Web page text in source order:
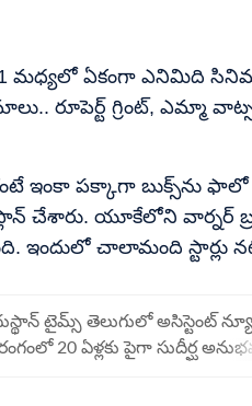
మధ్యలో ఏకంగా ఎనిమిది
రూపెర్ట్ గ్రింట్, ఎమ్మా
ఇంకా పక్కాగా బుక్స్‌ను ఫాలో
చేశారు. యూకేలోని వార్నర్
ఇందులో చాలామంది స్టార్లు
టైమ్స్ తెలుగులో అసిస్టెంట్
20 ఏళ్లకు పైగా సుదీర్ఘ